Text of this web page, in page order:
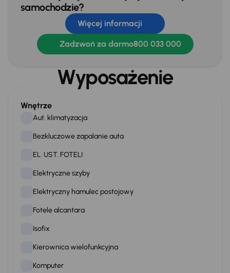
samochodzie?
Więcej informacji
Zadzwoń za darmo800 033 000
Wyposażenie
Wnętrze
Aut. klimatyzacja
Bezkluczowe zapalanie auta
EL. UST. FOTELI
Elektryczne szyby
Elektryczny hamulec postojowy
Fotele alcantara
Isofix
Kierownica wielofunkcyjna
Komputer